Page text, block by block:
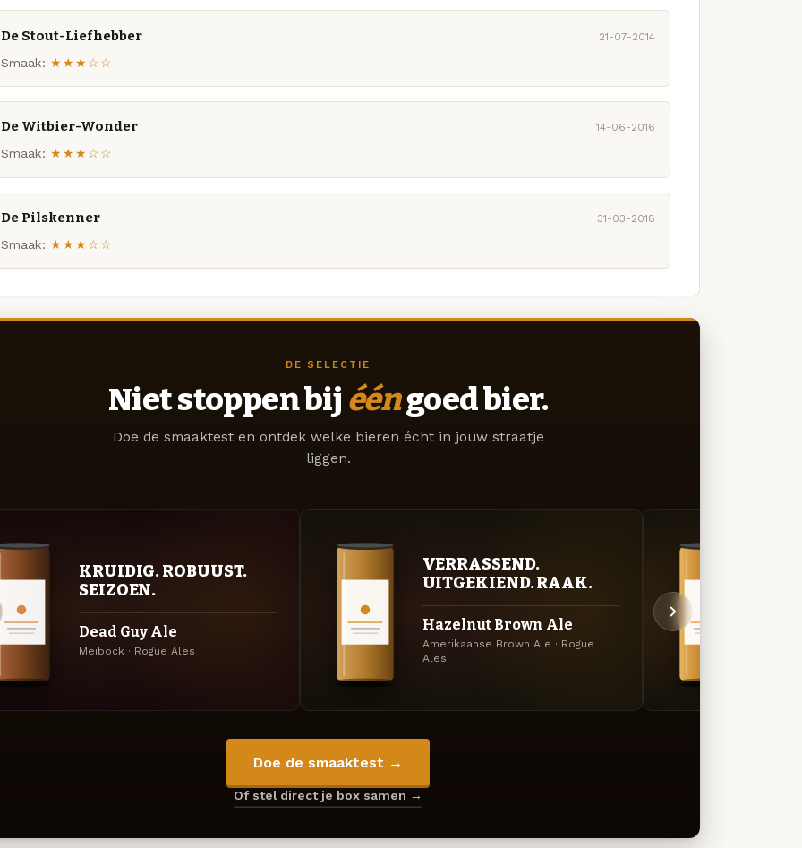
De Stout-Liefhebber 21-07-2014
Smaak: ★★★☆☆
De Witbier-Wonder 14-06-2016
Smaak: ★★★☆☆
De Pilskenner 31-03-2018
Smaak: ★★★☆☆
DE SELECTIE
Niet stoppen bij ééngoed bier.
Doe de smaaktest en ontdek welke bieren écht in jouw straatje
liggen.
KRUIDIG. ROBUUST.
SEIZOEN.
Dead Guy Ale
Meibock · Rogue Ales
VERRASSEND.
UITGEKIEND. RAAK.
Hazelnut Brown Ale
Amerikaanse Brown Ale · Rogue
Ales
Doe de smaaktest →
Of stel direct je box samen →